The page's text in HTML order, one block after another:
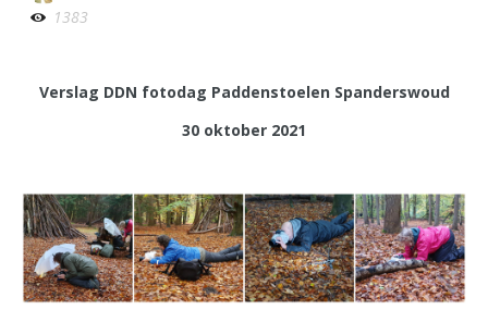
1383
Verslag DDN fotodag Paddenstoelen Spanderswoud
30 oktober 2021